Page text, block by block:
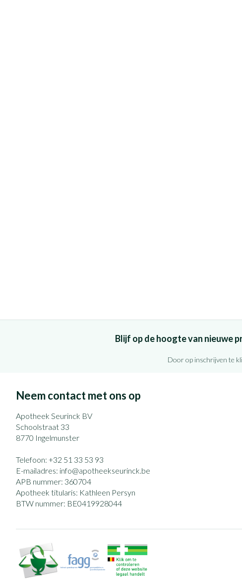
Blijf op de hoogte van nieuwe
Door op inschrijven te
Neem contact met ons op
Apotheek Seurinck BV
Schoolstraat 33
8770 Ingelmunster
Telefoon: +32 51 33 53 93
E-mailadres: info@apotheekseurinck.be
APB nummer: 360704
Apotheek titularis: Kathleen Persyn
BTW nummer: BE0419928044